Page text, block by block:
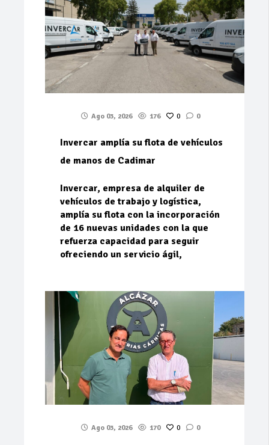
Ago 03, 2026 176 0 0
Invercar amplía su flota de vehículos
de manos de Cadimar
Invercar, empresa de alquiler de
vehículos de trabajo y logística,
amplía su flota con la incorporación
de 16 nuevas unidades con la que
refuerza capacidad para seguir
ofreciendo un servicio ágil,
Ago 03, 2026 170 0 0